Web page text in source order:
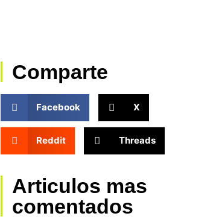
Comparte
Facebook X
Reddit Threads
Articulos mas
comentados